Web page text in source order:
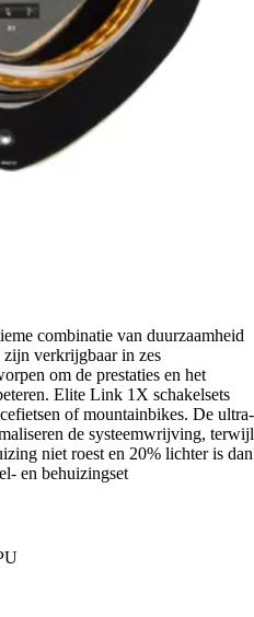
combinatie van duurzaamheid
verkrijgbaar in zes
om de prestaties en het
Elite Link 1X schakelsets
of mountainbikes. De ultra-
de systeemwrijving, terwijl
niet roest en 20% lichter is dan
en behuizingset